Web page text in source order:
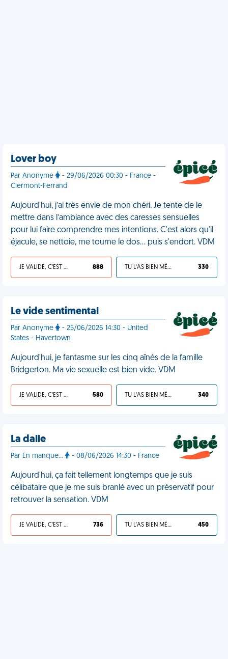
Lover boy
Par Anonyme
- 29/06/2026 00:30 - France -
Clermont-Ferrand
Aujourd'hui, j’ai très envie de mon chéri. Je tente de le
mettre dans l’ambiance avec des caresses sensuelles
pour lui faire comprendre mes intentions. C'est alors qu'il
éjacule, se nettoie, me tourne le dos… puis s'endort. VDM
JE VALIDE, C'EST UNE VDM 888 TU L'AS BIEN MÉRITÉ 330
Le vide sentimental
Par Anonyme
- 25/06/2026 14:30 - United
States - Havertown
Aujourd'hui, je fantasme sur les cinq aînés de la famille
Bridgerton. Ma vie sexuelle est bien vide. VDM
JE VALIDE, C'EST UNE VDM 580 TU L'AS BIEN MÉRITÉ 340
La dalle
Par En manque... - 08/06/2026 14:30 - France
Aujourd'hui, ça fait tellement longtemps que je suis
célibataire que je me suis branlé avec un préservatif pour
retrouver la sensation. VDM
JE VALIDE, C'EST UNE VDM 736 TU L'AS BIEN MÉRITÉ 450